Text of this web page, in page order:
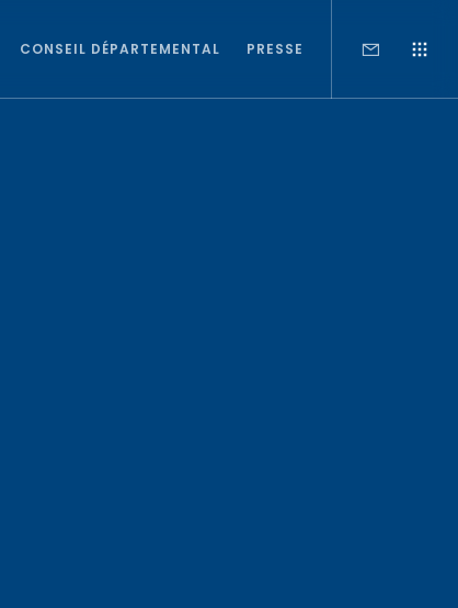
CONSEIL DÉPARTEMENTAL PRESSE